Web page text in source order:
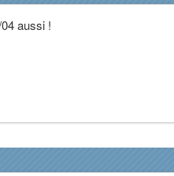
aussi !